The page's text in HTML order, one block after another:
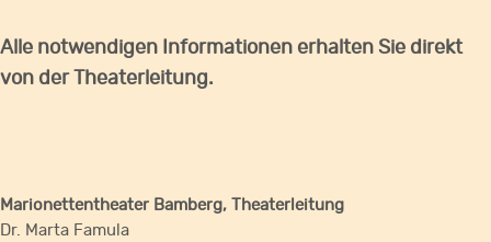
Alle notwendigen Informationen erhalten Sie direkt
von der Theaterleitung.
Marionettentheater Bamberg, Theaterleitung
Dr. Marta Famula